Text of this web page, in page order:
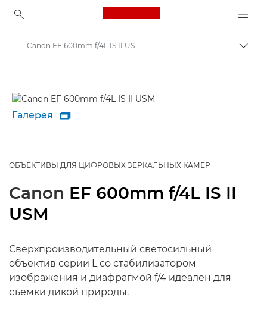
Canon Logo, back to
Canon EF 600mm f/4L IS II USM - Объективы - Камера и фотообъективы
Галерея 
ОБЪЕКТИВЫ ДЛЯ ЦИФРОВЫХ ЗЕРКАЛЬНЫХ КАМЕР
Canon EF 600mm f/4L IS II
USM
Сверхпроизводительный светосильный
объектив серии L со стабилизатором
изображения и диафрагмой f/4 идеален для
съемки дикой природы.